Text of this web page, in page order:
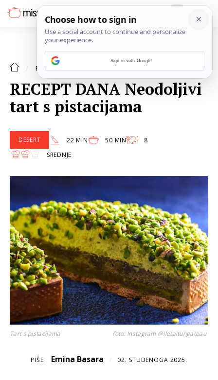
RECEPTI DESERT
RECEPT DANA Neodoljivi
tart s pistacijama
DESERT 22 MIN 50 MIN
8
SREDNJE
Tart s pistacijama foto: Instagram @iletaitungateau
PIŠE Emina Basara / 02. STUDENOGA 2025.
Sign in with Google